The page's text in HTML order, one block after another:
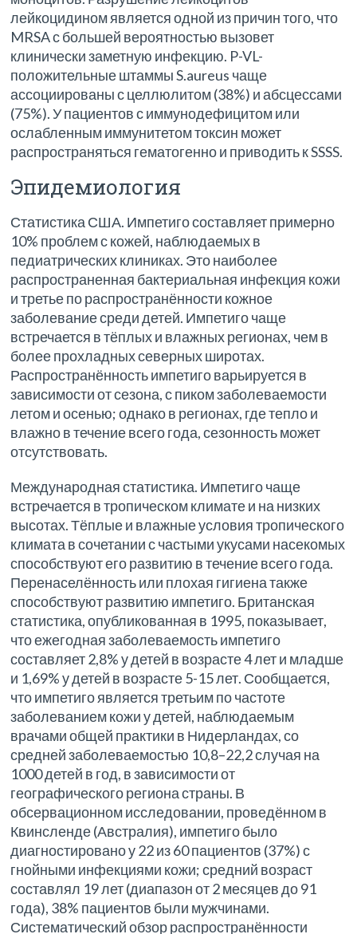
лейкоцидином является одной из причин того, что
MRSA с большей вероятностью вызовет
клинически заметную инфекцию. P-VL-
положительные штаммы S.aureus чаще
ассоциированы с целлюлитом (38%) и абсцессами
(75%). У пациентов с иммунодефицитом или
ослабленным иммунитетом токсин может
распространяться гематогенно и приводить к SSSS.
Эпидемиология
Статистика США. Импетиго составляет примерно
10% проблем с кожей, наблюдаемых в
педиатрических клиниках. Это наиболее
распространенная бактериальная инфекция кожи
и третье по распространённости кожное
заболевание среди детей. Импетиго чаще
встречается в тёплых и влажных регионах, чем в
более прохладных северных широтах.
Распространённость импетиго варьируется в
зависимости от сезона, с пиком заболеваемости
летом и осенью; однако в регионах, где тепло и
влажно в течение всего года, сезонность может
отсутствовать.
Международная статистика. Импетиго чаще
встречается в тропическом климате и на низких
высотах. Тёплые и влажные условия тропического
климата в сочетании с частыми укусами насекомых
способствуют его развитию в течение всего года.
Перенаселённость или плохая гигиена также
способствуют развитию импетиго. Британская
статистика, опубликованная в 1995, показывает,
что ежегодная заболеваемость импетиго
составляет 2,8% у детей в возрасте 4 лет и младше
и 1,69% у детей в возрасте 5-15 лет. Сообщается,
что импетиго является третьим по частоте
заболеванием кожи у детей, наблюдаемым
врачами общей практики в Нидерландах, со
средней заболеваемостью 10,8–22,2 случая на
1000 детей в год, в зависимости от
географического региона страны. В
обсервационном исследовании, проведённом в
Квинсленде (Австралия), импетиго было
диагностировано у 22 из 60 пациентов (37%) с
гнойными инфекциями кожи; средний возраст
составлял 19 лет (диапазон от 2 месяцев до 91
года), 38% пациентов были мужчинами.
Систематический обзор распространённости